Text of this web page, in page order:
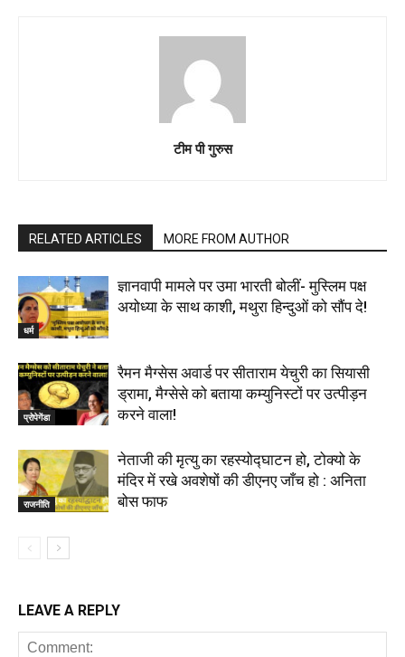
टीम पी गुरुस
RELATED ARTICLES MORE FROM AUTHOR
धर्म
ज्ञानवापी मामले पर उमा भारती बोलीं- मुस्लिम पक्ष
अयोध्या के साथ काशी, मथुरा हिन्दुओं को सौंप दे!
प्रोपेगेंडा
रैमन मैग्सेस अवार्ड पर सीताराम येचुरी का सियासी
ड्रामा, मैग्सेसे को बताया कम्युनिस्टों पर उत्पीड़न
करने वाला!
राजनीति
नेताजी की मृत्यु का रहस्योद्घाटन हो, टोक्यो के
मंदिर में रखे अवशेषों की डीएनए जाँच हो : अनिता
बोस फाफ
LEAVE A REPLY